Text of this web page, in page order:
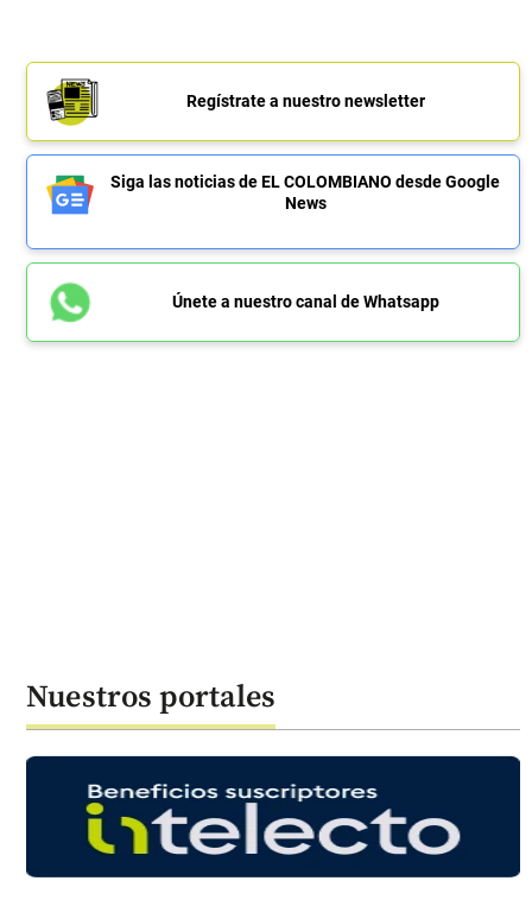
Regístrate a nuestro newsletter
Siga las noticias de EL COLOMBIANO desde Google
News
Únete a nuestro canal de Whatsapp
Nuestros portales